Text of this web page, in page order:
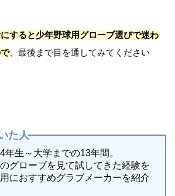
すると少年野球用グローブ選びで迷わ
、最後まで目を通してみてください
た人
年生～大学までの13年間。
グローブを見て試してきた経験を
におすすめグラブメーカーを紹介